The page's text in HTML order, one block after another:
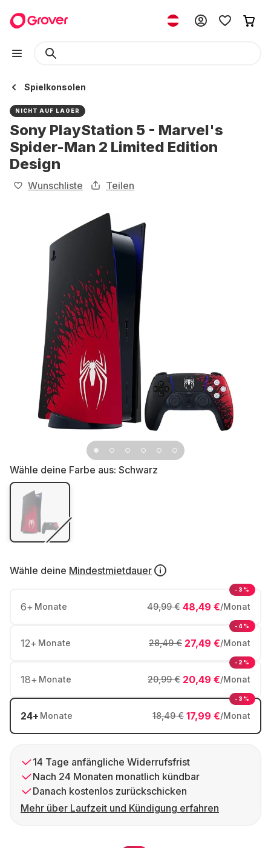
Spielkonsolen
NICHT AUF LAGER
Sony PlayStation 5 - Marvel's
Spider-Man 2 Limited Edition
Design
Wunschliste Teilen
Wähle deine Farbe aus: Schwarz
Wähle deine Mindestmietdauer
6+ Monate 48,49 €/Monat
49,99 €
-3%
12+ Monate 27,49 €/Monat
28,49 €
-4%
18+ Monate 20,49 €/Monat
20,99 €
-2%
24+ Monate 17,99 €/Monat
18,49 €
-3%
14 Tage anfängliche Widerrufsfrist
Nach 24 Monaten monatlich kündbar
Danach kostenlos zurückschicken
Mehr über Laufzeit und Kündigung erfahren